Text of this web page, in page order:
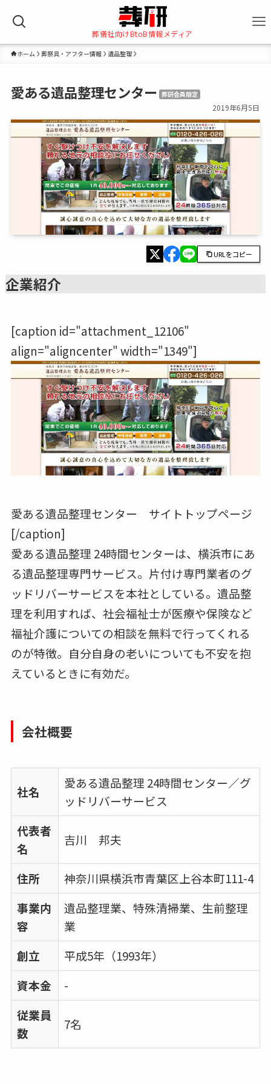
葬儀社向けBtoB情報メディア
ホーム 葬祭具・アフター情報 遺品整理
愛ある遺品整理センター 葬研会員限定
2019年6月5日
URLをコピー
企業紹介
[caption id="attachment_12106"
align="aligncenter" width="1349"]
愛ある遺品整理センター サイトトップページ
[/caption]
愛ある遺品整理 24時間センターは、横浜市にあ
る遺品整理専門サービス。片付け専門業者のグ
ッドリバーサービスを本社としている。遺品整
理を利用すれば、社会福祉士が医療や保険など
福祉介護についての相談を無料で行ってくれる
のが特徴。自分自身の老いについても不安を抱
えているときに有効だ。
会社概要
社名
愛ある遺品整理 24時間センター／グ
ッドリバーサービス
代表者
名
吉川 邦夫
住所
神奈川県横浜市青葉区上谷本町111-4
事業内
容
遺品整理業、特殊清掃業、生前整理
業
創立
平成5年（1993年）
資本金
-
従業員
数
7名